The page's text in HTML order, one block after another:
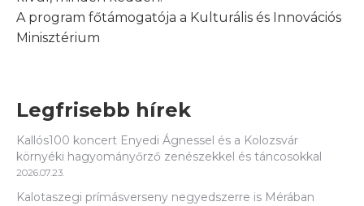
A program főtámogatója a Kulturális és Innovációs
Minisztérium
Legfrisebb hírek
Kallós100 koncert Enyedi Ágnessel és a Kolozsvár
környéki hagyományőrző zenészekkel és táncosokkal
2026.07.23.
Kalotaszegi prímásverseny negyedszerre is Mérában